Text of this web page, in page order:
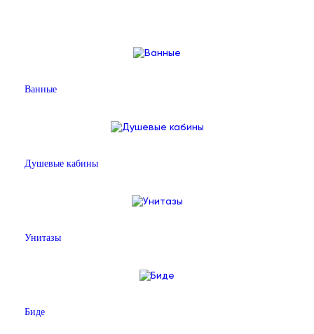
Ванные
Душевые кабины
Унитазы
Биде